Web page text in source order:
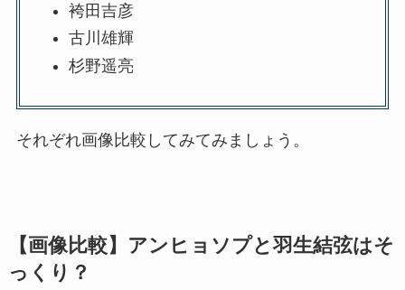
袴田吉彦
古川雄輝
杉野遥亮
それぞれ画像比較してみてみましょう。
【画像比較】アンヒョソプと羽生結弦はそ
っくり？